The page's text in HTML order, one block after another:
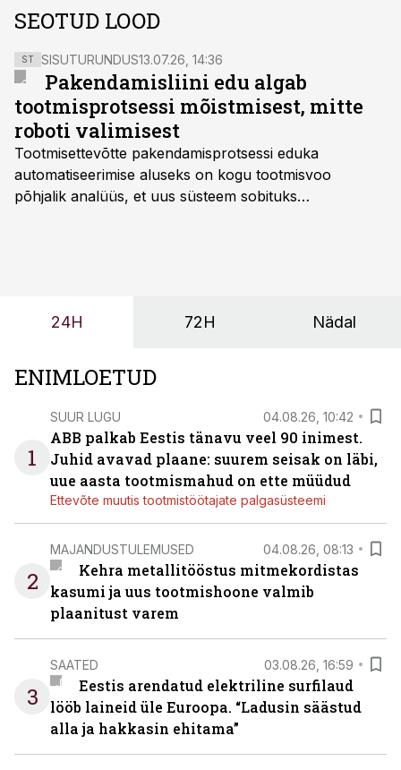
SEOTUD LOOD
ST SISUTURUNDUS13.07.26, 14:36
Pakendamisliini edu algab
tootmisprotsessi mõistmisest, mitte
roboti valimisest
Tootmisettevõtte pakendamisprotsessi eduka
automatiseerimise aluseks on kogu tootmisvoo
põhjalik analüüs, et uus süsteem sobituks
OÜ tegevjuht Sander Mitendorf.
24H 72H Nädal
ENIMLOETUD
1
SUUR LUGU 04.08.26, 10:42
ABB palkab Eestis tänavu veel 90 inimest.
Juhid avavad plaane: suurem seisak on läbi,
uue aasta tootmismahud on ette müüdud
Ettevõte muutis tootmistöötajate palgasüsteemi
2
MAJANDUSTULEMUSED 04.08.26, 08:13
Kehra metallitööstus mitmekordistas
kasumi ja uus tootmishoone valmib
plaanitust varem
3
SAATED 03.08.26, 16:59
Eestis arendatud elektriline surfilaud
lööb laineid üle Euroopa. “Ladusin säästud
alla ja hakkasin ehitama”